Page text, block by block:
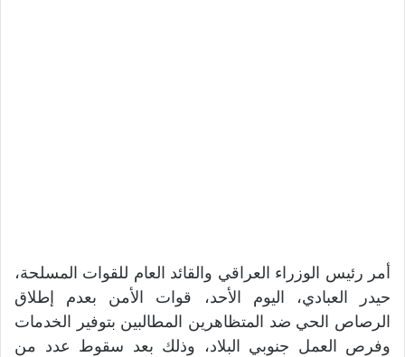
أمر رئيس الوزراء العراقي والقائد العام للقوات المسلحة،
حيدر العبادي، اليوم الأحد، قوات الأمن بعدم إطلاق
الرصاص الحي ضد المتظاهرين المطالبين بتوفير الخدمات
وفرص العمل جنوبي البلاد، وذلك بعد سقوط عدد من